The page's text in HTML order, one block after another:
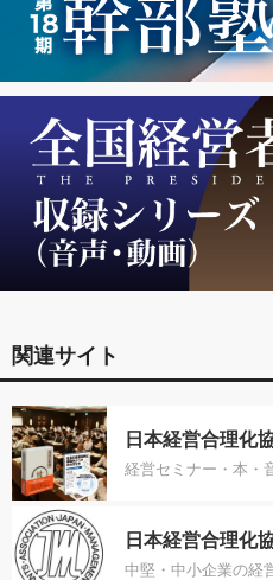
関連サイト
日本経営合理化
経営セミナー・本・
日本経営合理化
中堅・中小企業の経